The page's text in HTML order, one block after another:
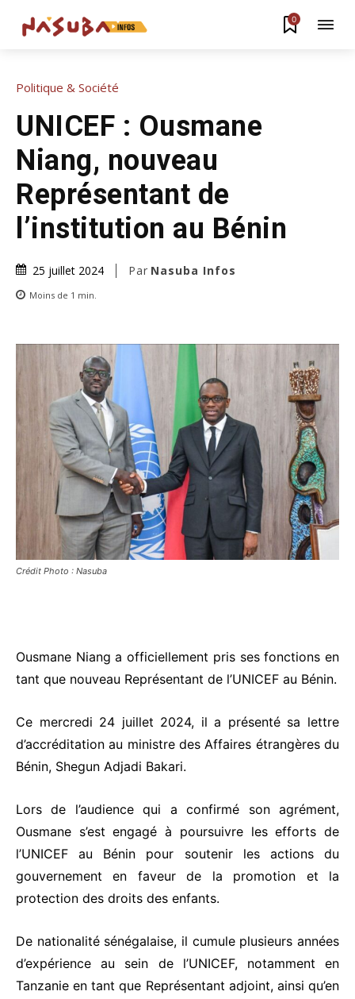
0
Politique & Société
UNICEF : Ousmane
Niang, nouveau
Représentant de
l’institution au Bénin
25 juillet 2024 Par Nasuba Infos
Moins de 1 min.
Crédit Photo : Nasuba
Ousmane Niang a officiellement pris ses fonctions en
tant que nouveau Représentant de l’UNICEF au Bénin.
Ce mercredi 24 juillet 2024, il a présenté sa lettre
d’accréditation au ministre des Affaires étrangères du
Bénin, Shegun Adjadi Bakari.
Lors de l’audience qui a confirmé son agrément,
Ousmane s’est engagé à poursuivre les efforts de
l’UNICEF au Bénin pour soutenir les actions du
gouvernement en faveur de la promotion et la
protection des droits des enfants.
De nationalité sénégalaise, il cumule plusieurs années
d’expérience au sein de l’UNICEF, notamment en
Tanzanie en tant que Représentant adjoint, ainsi qu’en